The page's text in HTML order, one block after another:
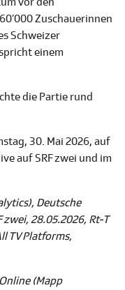
Zuschauerinnen
Schweizer
einem
die Partie rund
30. Mai 2026, auf
auf SRF zwei und im
Deutsche
zwei, 28.05.2026, Rt-T
TV Platforms,
(Mapp